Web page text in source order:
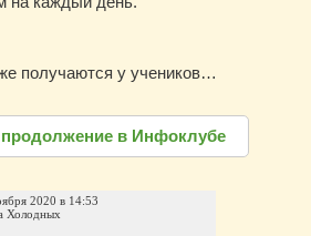
получаются у учеников…
продолжение в Инфоклубе
2020 в 14:53
Холодных